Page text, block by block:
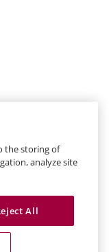
the storing of
analyze site
All